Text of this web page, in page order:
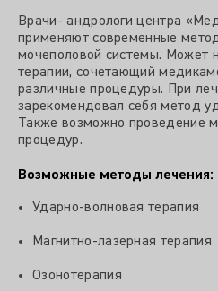
Врачи- андрологи центра
применяют современные
мочеполовой системы. Может
терапии, сочетающий
различные процедуры. При
зарекомендовал себя метод
Также возможно проведение
процедур.
Возможные методы лечения:
Ударно-волновая терапия
Магнитно-лазерная терапия
Озонотерапия